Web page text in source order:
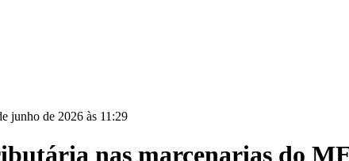
junho de 2026 às 11:29
nas marcenarias do